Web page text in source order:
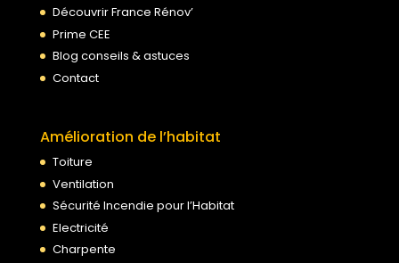
Découvrir France Rénov’
Prime CEE
Blog conseils & astuces
Contact
Amélioration de l’habitat
Toiture
Ventilation
Sécurité Incendie pour l’Habitat
Electricité
Charpente